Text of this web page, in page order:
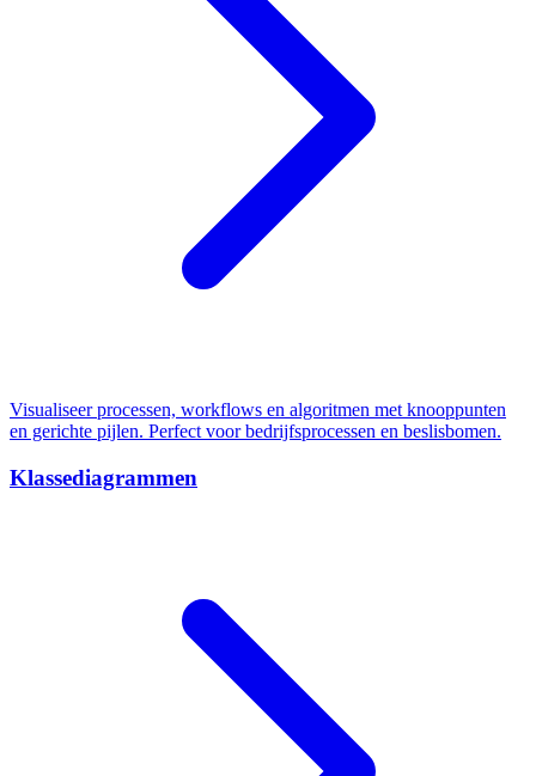
Visualiseer processen, workflows en algoritmen met knooppunten
en gerichte pijlen. Perfect voor bedrijfsprocessen en beslisbomen.
Klassediagrammen